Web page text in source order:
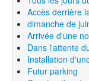
Accès derrière
dimanche de
Arrivée d'une
Dans l'attente
Installation
Futur parking